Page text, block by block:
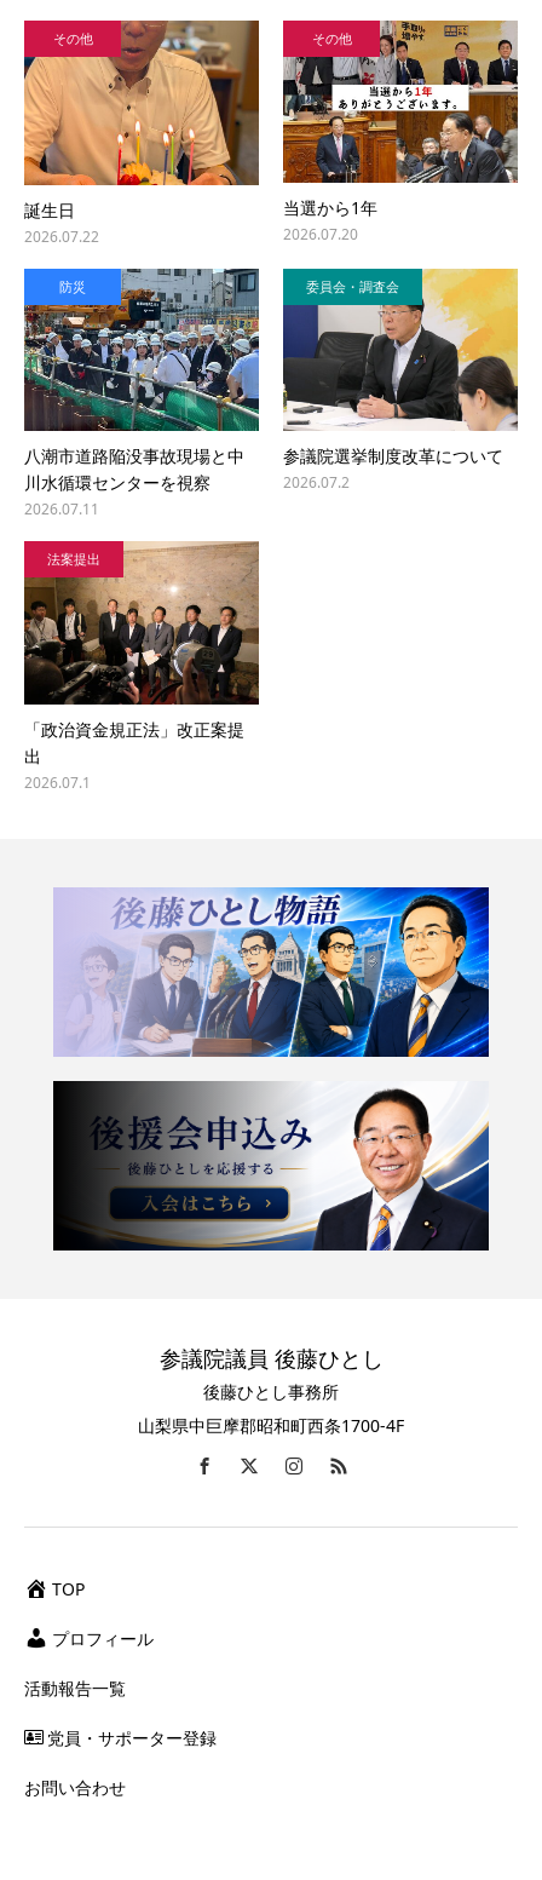
その他
誕生日
2026.07.22
その他
当選から1年
2026.07.20
防災
八潮市道路陥没事故現場と中
川水循環センターを視察
2026.07.11
委員会・調査会
参議院選挙制度改革について
2026.07.2
法案提出
「政治資金規正法」改正案提
出
2026.07.1
参議院議員 後藤ひとし
後藤ひとし事務所
山梨県中巨摩郡昭和町西条1700-4F
TOP
プロフィール
活動報告一覧
党員・サポーター登録
お問い合わせ